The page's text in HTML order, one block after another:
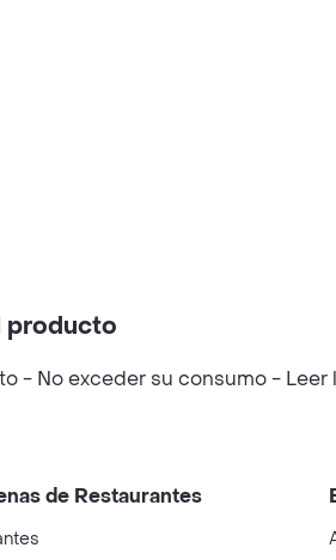
producto
- No exceder su consumo -
de Restaurantes